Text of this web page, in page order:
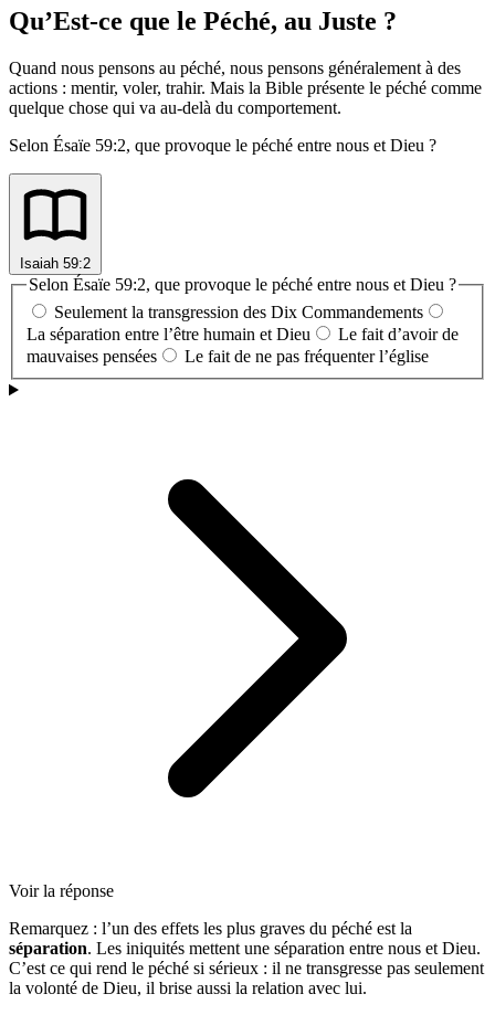
Qu’Est-ce que le Péché, au Juste ?
Quand nous pensons au péché, nous pensons généralement à des
actions : mentir, voler, trahir. Mais la Bible présente le péché comme
quelque chose qui va au-delà du comportement.
Selon Ésaïe 59:2, que provoque le péché entre nous et Dieu ?
Isaiah 59:2
Selon Ésaïe 59:2, que provoque le péché entre nous et Dieu ?
Seulement la transgression des Dix Commandements
La séparation entre l’être humain et Dieu
Le fait d’avoir de
mauvaises pensées
Le fait de ne pas fréquenter l’église
Voir la réponse
Remarquez : l’un des effets les plus graves du péché est la
séparation. Les iniquités mettent une séparation entre nous et Dieu.
C’est ce qui rend le péché si sérieux : il ne transgresse pas seulement
la volonté de Dieu, il brise aussi la relation avec lui.